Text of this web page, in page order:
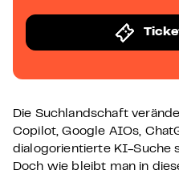
Die Suchlandschaft
Copilot, Google AIOs,
dialogorientierte KI-Suche
Doch wie bleibt man in